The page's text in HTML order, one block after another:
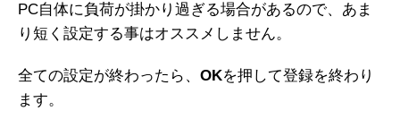
PC自体に負荷が掛かり過ぎる場合があるので、あま
り短く設定する事はオススメしません。
全ての設定が終わったら、 OKを押して登録を終わり
ます。